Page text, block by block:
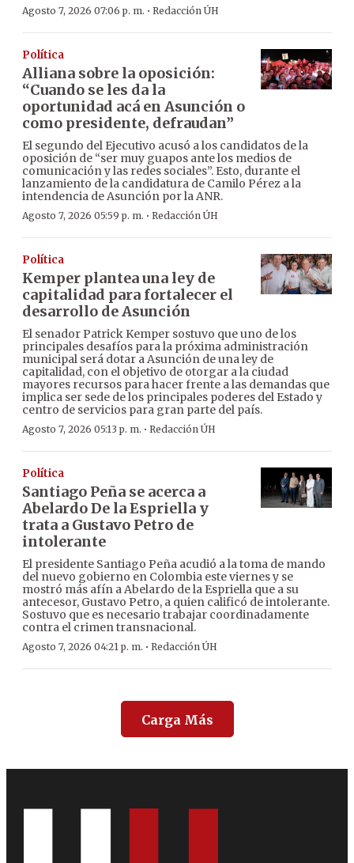
Agosto 7, 2026 07:06 p. m. · Redacción ÚH
Política
Alliana sobre la oposición:
“Cuando se les da la
oportunidad acá en Asunción o
como presidente, defraudan”
El segundo del Ejecutivo acusó a los candidatos de la
oposición de “ser muy guapos ante los medios de
comunicación y las redes sociales”. Esto, durante el
lanzamiento de la candidatura de Camilo Pérez a la
intendencia de Asunción por la ANR.
Agosto 7, 2026 05:59 p. m. · Redacción ÚH
Política
Kemper plantea una ley de
capitalidad para fortalecer el
desarrollo de Asunción
El senador Patrick Kemper sostuvo que uno de los
principales desafíos para la próxima administración
municipal será dotar a Asunción de una ley de
capitalidad, con el objetivo de otorgar a la ciudad
mayores recursos para hacer frente a las demandas que
implica ser sede de los principales poderes del Estado y
centro de servicios para gran parte del país.
Agosto 7, 2026 05:13 p. m. · Redacción ÚH
Política
Santiago Peña se acerca a
Abelardo De la Espriella y
trata a Gustavo Petro de
intolerante
El presidente Santiago Peña acudió a la toma de mando
del nuevo gobierno en Colombia este viernes y se
mostró más afín a Abelardo de la Espriella que a su
antecesor, Gustavo Petro, a quien calificó de intolerante.
Sostuvo que es necesario trabajar coordinadamente
contra el crimen transnacional.
Agosto 7, 2026 04:21 p. m. · Redacción ÚH
Carga Más